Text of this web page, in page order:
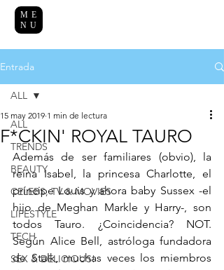
ME
NU
Entrada
ALL
TRENDS
BEAUTY
CELEBS, TV & MOVIES
LIFESTYLE
TECH
SEX & DELICIOUS!
ALL
F*CKIN' ROYAL TAURO
15 may 2019 1 min de lectura
Además de ser familiares (obvio), la
reina Isabel, la princesa Charlotte, el
príncipe Louis y ahora baby Sussex -el
hijo de Meghan Markle y Harry-, son
todos Tauro. ¿Coincidencia? NOT.
Según Alice Bell, astróloga fundadora
de Stalk, muchas veces los miembros